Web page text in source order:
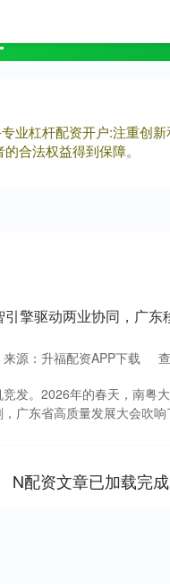
业杠杆配资开户:注重创
合法权益得到保障。
引擎驱动两业协同，广
来源：升福配资APP下载
发。2026年的春天，南粤
广东省高质量发展大会吹
N配资文章已加载完成